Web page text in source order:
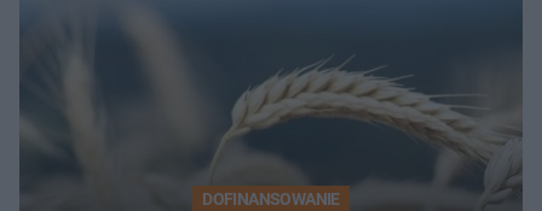
DOFINANSOWANIE